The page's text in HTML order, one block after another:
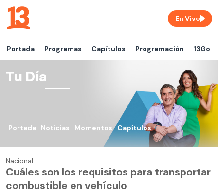
Portada Programas Capítulos Programación 13Go
En Vivo
Tu Día
Portada Noticias Momentos Capítulos
Nacional
Cuáles son los requisitos para transportar
combustible en vehículo